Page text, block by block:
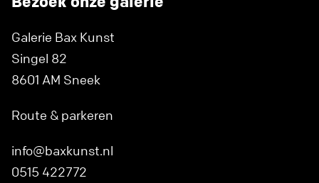
Galerie Bax Kunst
Singel 82
8601 AM Sneek
Route & parkeren
info@baxkunst.nl
0515 422772